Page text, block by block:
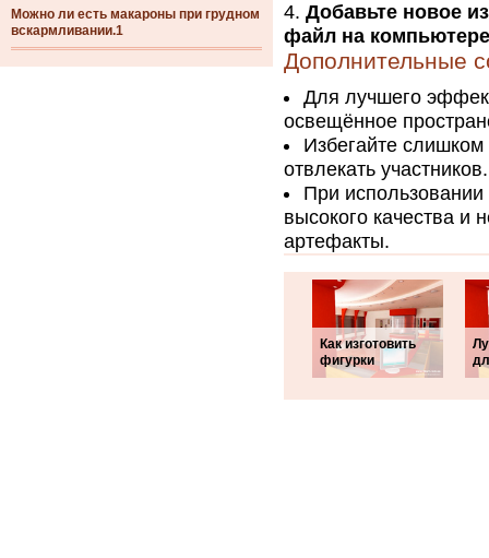
Можно ли есть макароны при грудном
вскармливании.1
Добавьте новое
файл на
Дополнительные
Для лучшего
освещённое
Избегайте
отвлекать участников.
При использовании
высокого качества
артефакты.
Как изготовить
фигурки